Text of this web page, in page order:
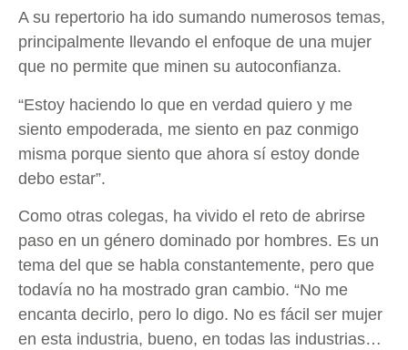
A su repertorio ha ido sumando numerosos temas,
principalmente llevando el enfoque de una mujer
que no permite que minen su autoconfianza.
“Estoy haciendo lo que en verdad quiero y me
siento empoderada, me siento en paz conmigo
misma porque siento que ahora sí estoy donde
debo estar”.
Como otras colegas, ha vivido el reto de abrirse
paso en un género dominado por hombres. Es un
tema del que se habla constantemente, pero que
todavía no ha mostrado gran cambio. “No me
encanta decirlo, pero lo digo. No es fácil ser mujer
en esta industria, bueno, en todas las industrias…